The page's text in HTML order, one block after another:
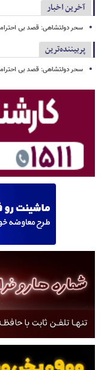
آخرین اخبار
سحر دولتشاهی: قصد بی
پربیننده‌ترین
سحر دولتشاهی: قصد بی